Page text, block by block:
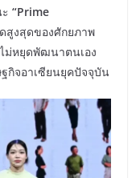
“Prime
สูงสุดของศักยภาพ
ม่หยุดพัฒนาตนเอง
กิจอาเซียนยุคปัจจุบัน